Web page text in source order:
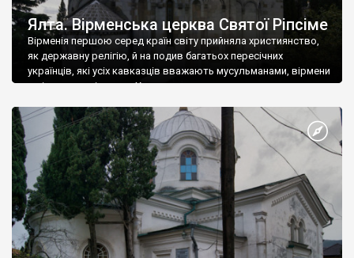
Ялта. Вірменська церква Святої Ріпсіме
Вірменія першою серед країн світу прийняла християнство,
як державну релігію, й на подив багатьох пересічних
українців, які усіх кавказців вважають мусульманами, вірмени
є відданими вірянами Христа